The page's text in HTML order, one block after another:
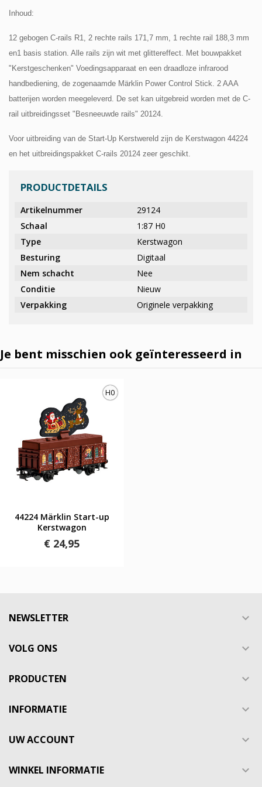
PRODUCTDETAILS
Artikelnummer
29124
Schaal
1:87 H0
Type
Kerstwagon
Besturing
Digitaal
Nem schacht
Nee
Conditie
Nieuw
Verpakking
Originele verpakking
Inhoud:
12 gebogen C-rails R1, 2 rechte rails 171,7 mm, 1 rechte rail 188,3 mm
en1 basis station. Alle rails zijn wit met glittereffect. Met bouwpakket
"Kerstgeschenken" Voedingsapparaat en een draadloze infrarood
handbediening, de zogenaamde Märklin Power Control Stick. 2 AAA
batterijen worden meegeleverd. De set kan uitgebreid worden met de C-
rail uitbreidingsset "Besneeuwde rails" 20124.
Voor uitbreiding van de Start-Up Kerstwereld zijn de Kerstwagon 44224
en het uitbreidingspakket C-rails 20124 zeer geschikt.
Je bent misschien ook geïnteresseerd in
H0
44224 Märklin Start-up
Kerstwagon
€ 24,95
NEWSLETTER 
VOLG ONS 
PRODUCTEN 
INFORMATIE 
UW ACCOUNT 
WINKEL INFORMATIE 